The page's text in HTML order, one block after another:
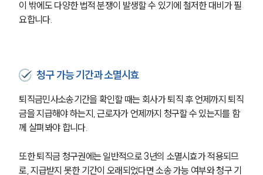
이 밖에도 다양한 법적 분쟁이 발생할 수 있기에 철저한 대비가 필
요합니다.
청구 가능 기간과 소멸시효
퇴직금민사소송기간을 확인할 때는 회사가 퇴직 후 언제까지 퇴직
금을 지급해야 하는지, 근로자가 언제까지 청구할 수 있는지를 함
께 살펴봐야 합니다.
또한 퇴직금 청구권에는 일반적으로 3년의 소멸시효가 적용되므
로, 지급받지 못한 기간이 오래되었다면 소송 가능 여부와 청구 기